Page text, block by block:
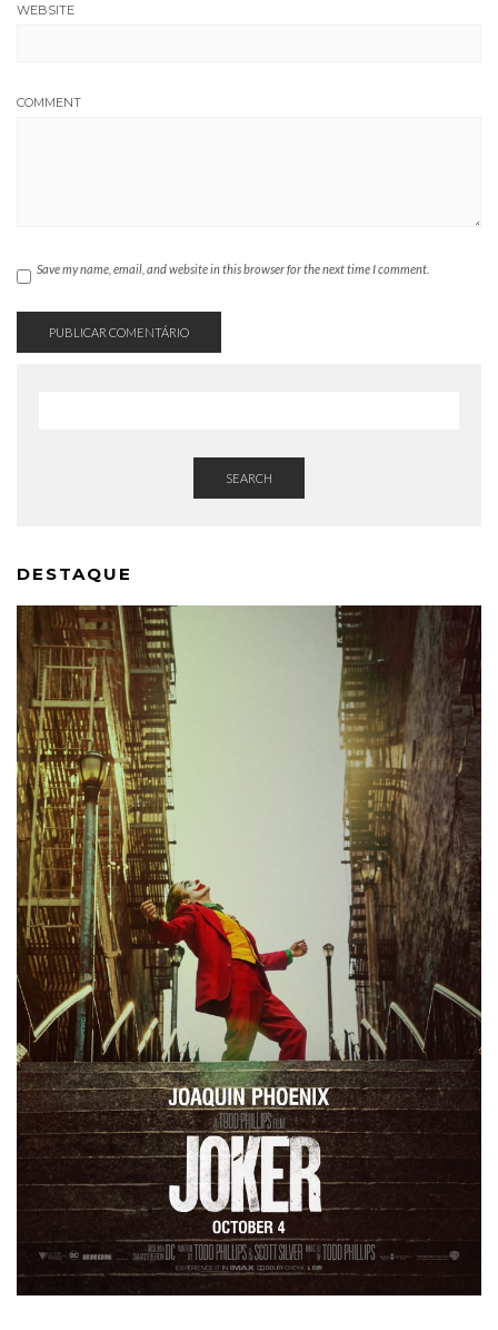
WEBSITE
COMMENT
Save my name, email, and website in this browser for the next time I comment.
SEARCH
DESTAQUE